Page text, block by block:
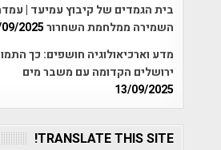
בית הגמדים של קיבוץ עמיעד |
השמירה ממלחמת השחרור2025
מדע וארכיאולוגיה חושפים: כך
ירושלים הקדומה עם משבר מים
13/09/2025
TRANSLATE THIS SITE!